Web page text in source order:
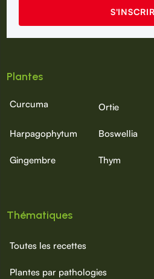
Plantes
Curcuma Ortie
Harpagophytum Boswellia
Gingembre Thym
Thématiques
Toutes les recettes
Plantes par pathologies